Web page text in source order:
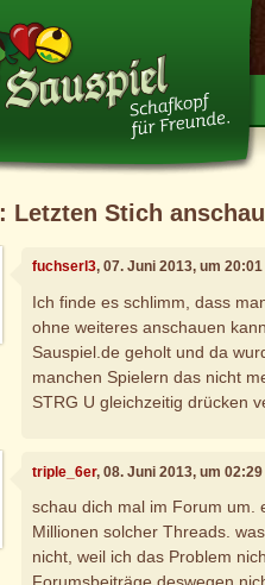
: Letzten Stich
fuchserl3, 07. Juni 2013, um 20:01
Ich finde es schlimm, dass
ohne weiteres anschauen
Sauspiel.de geholt und da
manchen Spielern das nicht
STRG U gleichzeitig drücken
triple_6er, 08. Juni 2013, um 02:29
schau dich mal im Forum um.
Millionen solcher Threads.
nicht, weil ich das Problem